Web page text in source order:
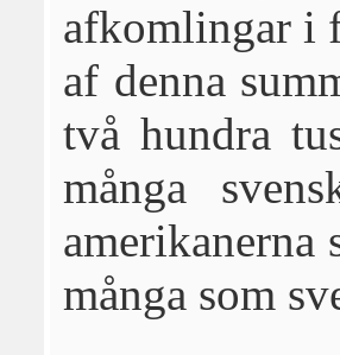
afkomlingar i
af denna
två hundra
många
amerikanerna
många som